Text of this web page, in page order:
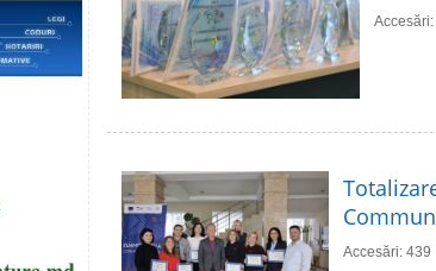
Accesări:
Accesări: 439